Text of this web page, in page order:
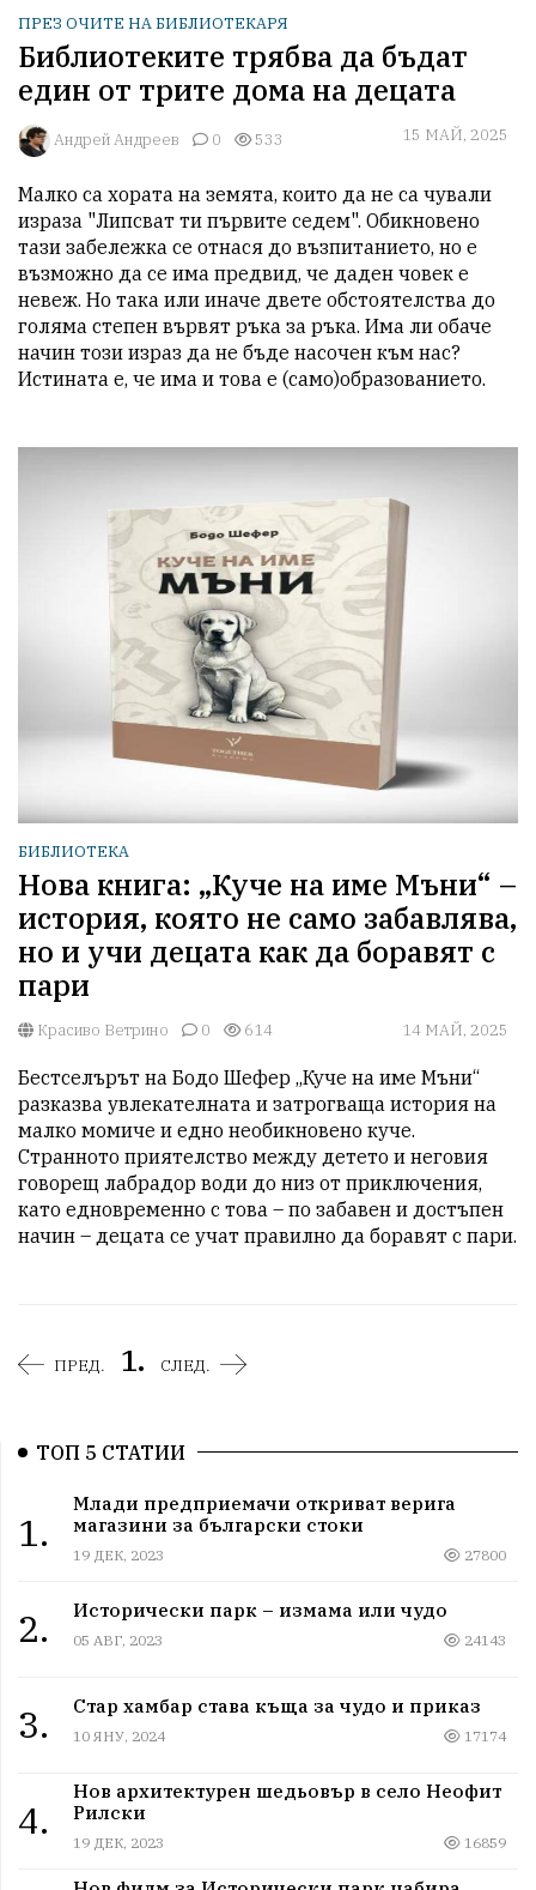
ПРЕЗ ОЧИТЕ НА БИБЛИОТЕКАРЯ
Библиотеките трябва да бъдат
един от трите дома на децата
Aндрей Андреев 0 533 15 МАЙ, 2025
Малко са хората на земята, които да не са чували
израза "Липсват ти първите седем". Обикновено
тази забележка се отнася до възпитанието, но е
възможно да се има предвид, че даден човек е
невеж. Но така или иначе двете обстоятелства до
голяма степен вървят ръка за ръка. Има ли обаче
начин този израз да не бъде насочен към нас?
Истината е, че има и това е (само)образованието.
БИБЛИОТЕКА
Нова книга: „Куче на име Мъни“ –
история, която не само забавлява,
но и учи децата как да боравят с
пари
Красиво Ветрино 0 614 14 МАЙ, 2025
Бестселърът на Бодо Шефер „Куче на име Мъни“
разказва увлекателната и затрогваща история на
малко момиче и едно необикновено куче.
Странното приятелство между детето и неговия
говорещ лабрадор води до низ от приключения,
като едновременно с това – по забавен и достъпен
начин – децата се учат правилно да боравят с пари.
ПРЕД. 1. СЛЕД.
ТОП 5 СТАТИИ
1.
Млади предприемачи откриват верига
магазини за български стоки
19 ДЕК, 2023 27800
2. Исторически парк – измама или чудо
05 АВГ, 2023 24143
3. Стар хамбар става къща за чудо и приказ
10 ЯНУ, 2024 17174
4.
Нов архитектурен шедьовър в село Неофит
Рилски
19 ДЕК, 2023 16859